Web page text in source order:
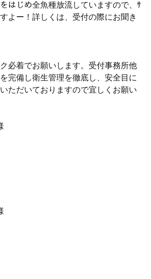
はじめ全魚種放流していますので、ｻ
よー！詳しくは、受付の際にお聞き
必着でお願いします。受付事務所他
完備し衛生管理を徹底し、安全目に
ただいておりますので宜しくお願い